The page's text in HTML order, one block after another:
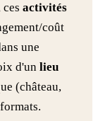
activités
coût
une
d'un lieu
(château,